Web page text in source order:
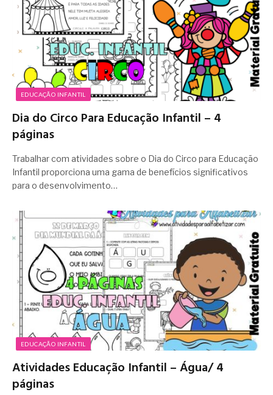
EDUCAÇÃO INFANTIL
Dia do Circo Para Educação Infantil – 4
páginas
Trabalhar com atividades sobre o Dia do Circo para Educação
Infantil proporciona uma gama de benefícios significativos
para o desenvolvimento…
EDUCAÇÃO INFANTIL
Atividades Educação Infantil – Água/ 4
páginas